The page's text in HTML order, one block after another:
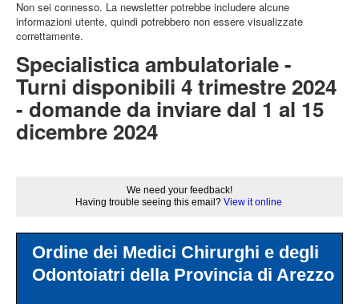
Non sei connesso. La newsletter potrebbe includere alcune
informazioni utente, quindi potrebbero non essere visualizzate
correttamente.
Specialistica ambulatoriale -
Turni disponibili 4 trimestre 2024
- domande da inviare dal 1 al 15
dicembre 2024